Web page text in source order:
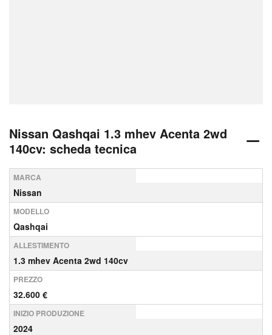
Nissan Qashqai 1.3 mhev Acenta 2wd
140cv: scheda tecnica
MARCA
Nissan
MODELLO
Qashqai
ALLESTIMENTO
1.3 mhev Acenta 2wd 140cv
PREZZO
32.600 €
INIZIO PRODUZIONE
2024